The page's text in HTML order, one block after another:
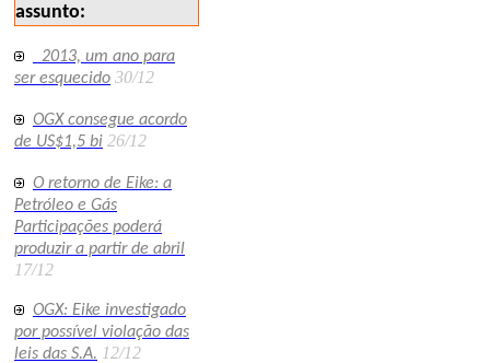
assunto:
2013, um ano para
ser esquecido 30/12
OGX consegue acordo
de US$1,5 bi 26/12
O retorno de Eike: a
Petróleo e Gás
Participações poderá
produzir a partir de abril
17/12
OGX: Eike investigado
por possível violação das
leis das S.A. 12/12